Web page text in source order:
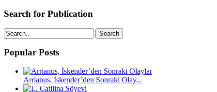
Search for Publication
Search
Popular Posts
Arrianus, İskender’den Sonraki Olay...